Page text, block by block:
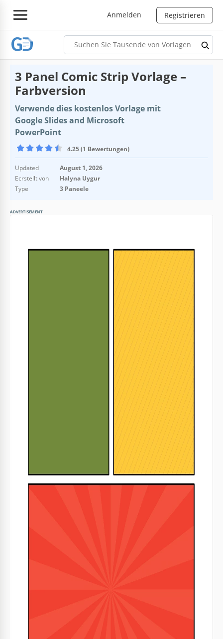
Anmelden Registrieren
3 Panel Comic Strip Vorlage –
Farbversion
Verwende dies kostenlos Vorlage mit
Google Slides and Microsoft
PowerPoint
4.25 (1 Bewertungen)
Updated
August 1, 2026
Ecrstellt von
Halyna Uygur
Type
3 Paneele
ADVERTISEMENT